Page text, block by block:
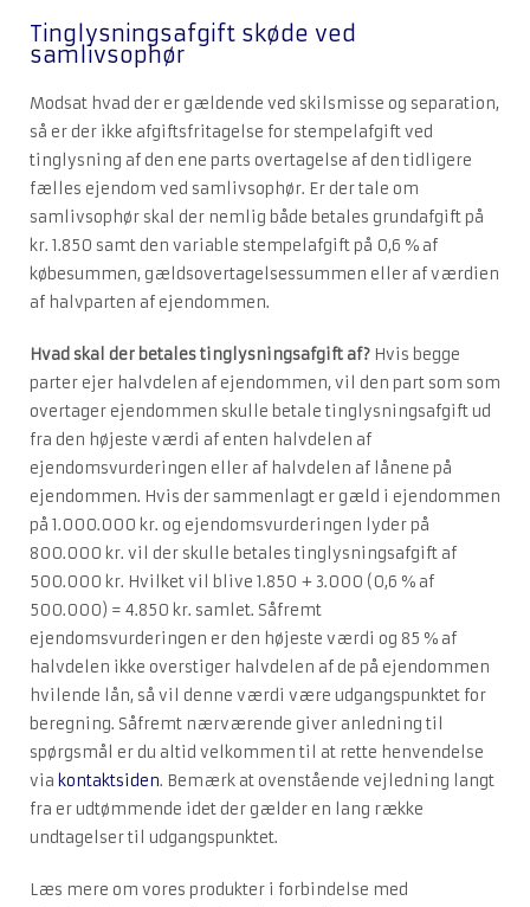
Tinglysningsafgift skøde ved
samlivsophør
Modsat hvad der er gældende ved skilsmisse og separation,
så er der ikke afgiftsfritagelse for stempelafgift ved
tinglysning af den ene parts overtagelse af den tidligere
fælles ejendom ved samlivsophør. Er der tale om
samlivsophør skal der nemlig både betales grundafgift på
kr. 1.850 samt den variable stempelafgift på 0,6 % af
købesummen, gældsovertagelsessummen eller af værdien
af halvparten af ejendommen.
Hvad skal der betales tinglysningsafgift af? Hvis begge
parter ejer halvdelen af ejendommen, vil den part som som
overtager ejendommen skulle betale tinglysningsafgift ud
fra den højeste værdi af enten halvdelen af
ejendomsvurderingen eller af halvdelen af lånene på
ejendommen. Hvis der sammenlagt er gæld i ejendommen
på 1.000.000 kr. og ejendomsvurderingen lyder på
800.000 kr. vil der skulle betales tinglysningsafgift af
500.000 kr. Hvilket vil blive 1.850 + 3.000 (0,6 % af
500.000) = 4.850 kr. samlet. Såfremt
ejendomsvurderingen er den højeste værdi og 85 % af
halvdelen ikke overstiger halvdelen af de på ejendommen
hvilende lån, så vil denne værdi være udgangspunktet for
beregning. Såfremt nærværende giver anledning til
spørgsmål er du altid velkommen til at rette henvendelse
via kontaktsiden. Bemærk at ovenstående vejledning langt
fra er udtømmende idet der gælder en lang række
undtagelser til udgangspunktet.
Læs mere om vores produkter i forbindelse med